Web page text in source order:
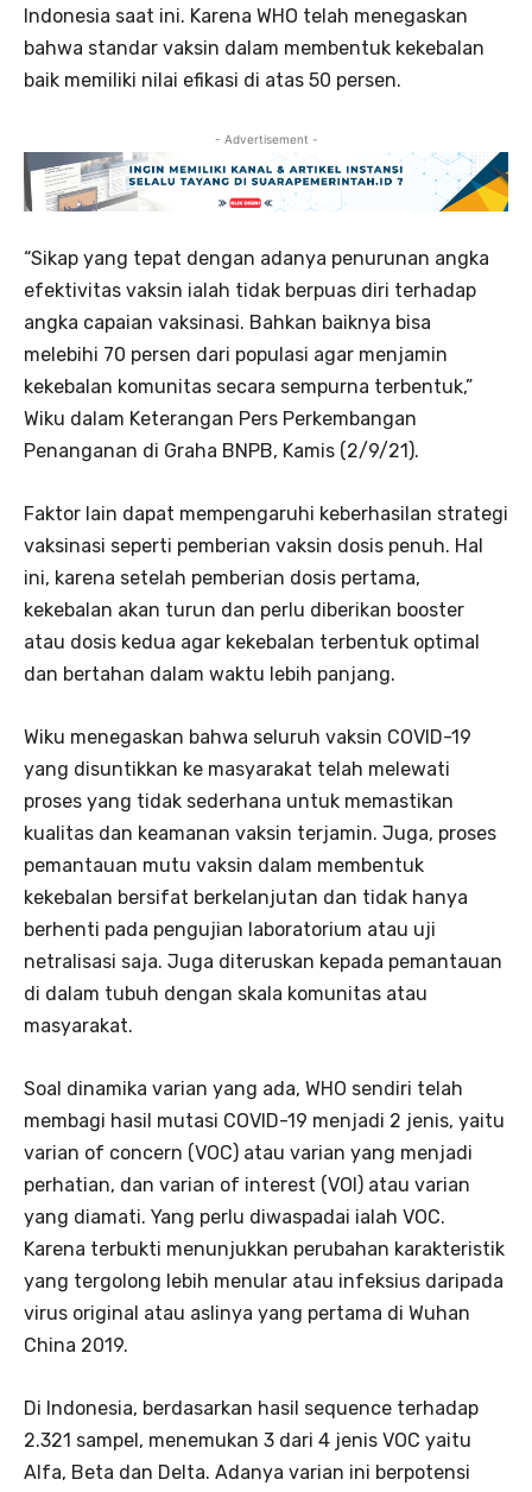
Indonesia saat ini. Karena WHO telah menegaskan
bahwa standar vaksin dalam membentuk kekebalan
baik memiliki nilai efikasi di atas 50 persen.
- Advertisement -
“Sikap yang tepat dengan adanya penurunan angka
efektivitas vaksin ialah tidak berpuas diri terhadap
angka capaian vaksinasi. Bahkan baiknya bisa
melebihi 70 persen dari populasi agar menjamin
kekebalan komunitas secara sempurna terbentuk,”
Wiku dalam Keterangan Pers Perkembangan
Penanganan di Graha BNPB, Kamis (2/9/21).
Faktor lain dapat mempengaruhi keberhasilan strategi
vaksinasi seperti pemberian vaksin dosis penuh. Hal
ini, karena setelah pemberian dosis pertama,
kekebalan akan turun dan perlu diberikan booster
atau dosis kedua agar kekebalan terbentuk optimal
dan bertahan dalam waktu lebih panjang.
Wiku menegaskan bahwa seluruh vaksin COVID-19
yang disuntikkan ke masyarakat telah melewati
proses yang tidak sederhana untuk memastikan
kualitas dan keamanan vaksin terjamin. Juga, proses
pemantauan mutu vaksin dalam membentuk
kekebalan bersifat berkelanjutan dan tidak hanya
berhenti pada pengujian laboratorium atau uji
netralisasi saja. Juga diteruskan kepada pemantauan
di dalam tubuh dengan skala komunitas atau
masyarakat.
Soal dinamika varian yang ada, WHO sendiri telah
membagi hasil mutasi COVID-19 menjadi 2 jenis, yaitu
varian of concern (VOC) atau varian yang menjadi
perhatian, dan varian of interest (VOI) atau varian
yang diamati. Yang perlu diwaspadai ialah VOC.
Karena terbukti menunjukkan perubahan karakteristik
yang tergolong lebih menular atau infeksius daripada
virus original atau aslinya yang pertama di Wuhan
China 2019.
Di Indonesia, berdasarkan hasil sequence terhadap
2.321 sampel, menemukan 3 dari 4 jenis VOC yaitu
Alfa, Beta dan Delta. Adanya varian ini berpotensi